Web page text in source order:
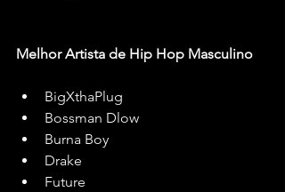
Melhor Artista de Hip Hop Masculino
BigXthaPlug
Bossman Dlow
Burna Boy
Drake
Future